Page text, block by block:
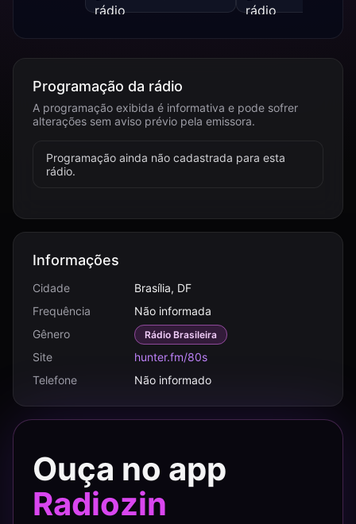
Programação da rádio
A programação exibida é informativa e pode sofrer
alterações sem aviso prévio pela emissora.
Programação ainda não cadastrada para esta
rádio.
Informações
Cidade
Brasília, DF
Frequência
Não informada
Gênero
Rádio Brasileira
Site
hunter.fm/80s
Telefone
Não informado
Ouça no app
Radiozin